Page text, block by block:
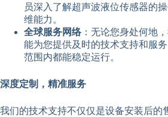
员深入了解超声波液位传感器的
维能力。
全球服务网络：无论您身处何地
能为您提供及时的技术支持和服
范围内都能稳定运行。
深度定制，精准服务
我们的技术支持不仅仅是设备安装后的